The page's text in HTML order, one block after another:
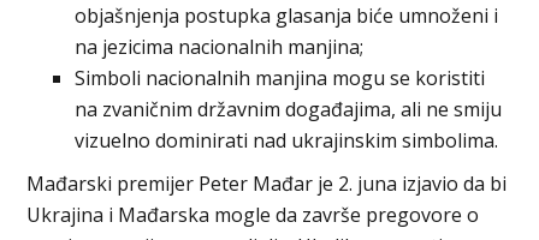
objašnjenja postupka glasanja biće umnoženi i
na jezicima nacionalnih manjina;
Simboli nacionalnih manjina mogu se koristiti
na zvaničnim državnim događajima, ali ne smiju
vizuelno dominirati nad ukrajinskim simbolima.
Mađarski premijer Peter Mađar je 2. juna izjavio da bi
Ukrajina i Mađarska mogle da završe pregovore o